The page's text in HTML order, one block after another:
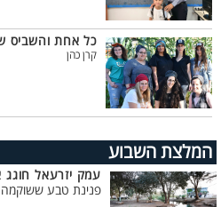
כל אחת והשביס
קרן כהן
המלצת השבוע
עמק יזרעאל
פנינת טבע